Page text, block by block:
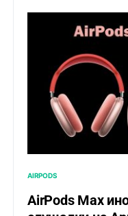
AIRPODS
AirPods Max